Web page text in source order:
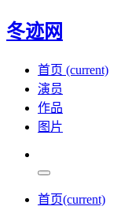
冬迹网
首页 (current)
演员
作品
图片
首页(current)